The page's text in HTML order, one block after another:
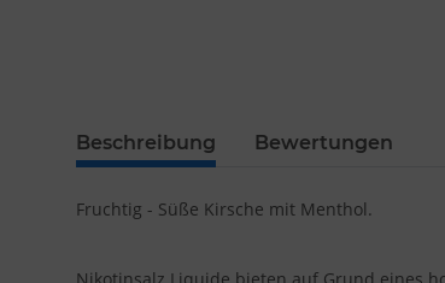
Beschreibung Bewertungen
Fruchtig - Süße Kirsche mit Menthol.